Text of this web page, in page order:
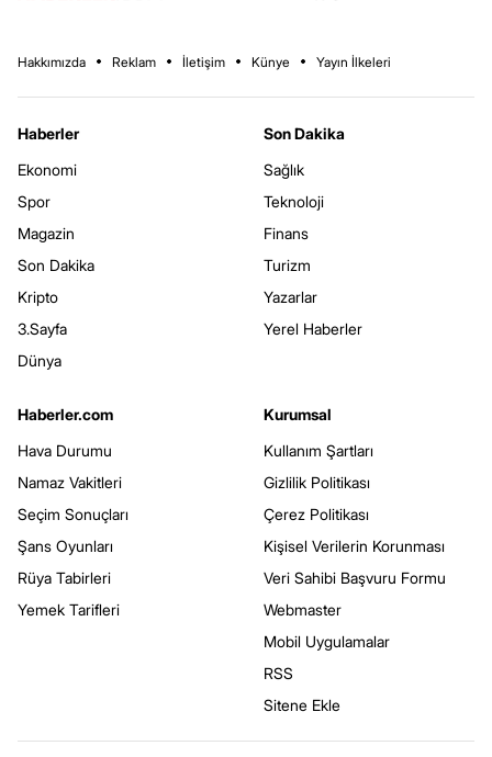
Hakkımızda Reklam İletişim Künye Yayın İlkeleri
Haberler
Ekonomi
Spor
Magazin
Son Dakika
Kripto
3.Sayfa
Dünya
Son Dakika
Sağlık
Teknoloji
Finans
Turizm
Yazarlar
Yerel Haberler
Haberler.com
Hava Durumu
Namaz Vakitleri
Seçim Sonuçları
Şans Oyunları
Rüya Tabirleri
Yemek Tarifleri
Kurumsal
Kullanım Şartları
Gizlilik Politikası
Çerez Politikası
Kişisel Verilerin Korunması
Veri Sahibi Başvuru Formu
Webmaster
Mobil Uygulamalar
RSS
Sitene Ekle